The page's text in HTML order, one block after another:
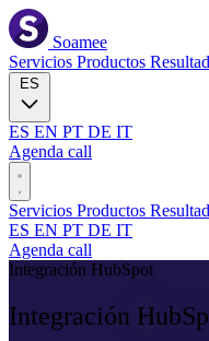
Soamee
Servicios Productos
ES EN PT DE IT
Agenda call
Servicios Productos
ES EN PT DE IT
Agenda call
Integración HubSpot
Integración